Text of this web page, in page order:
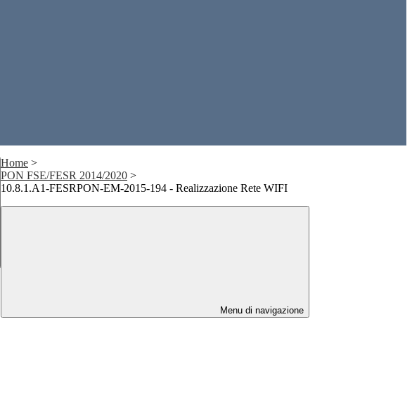
Home >
PON FSE/FESR 2014/2020 >
10.8.1.A1-FESRPON-EM-2015-194 - Realizzazione Rete WIFI
Menu di navigazione